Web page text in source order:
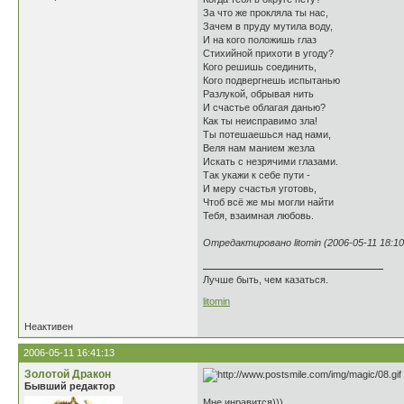
За что же прокляла ты нас,
Зачем в пруду мутила воду,
И на кого положишь глаз
Стихийной прихоти в угоду?
Кого решишь соединить,
Кого подвергнешь испытанью
Разлукой, обрывая нить
И счастье облагая данью?
Как ты неисправимо зла!
Ты потешаешься над нами,
Веля нам манием жезла
Искать с незрячими глазами.
Так укажи к себе пути -
И меру счастья уготовь,
Чтоб всё же мы могли найти
Тебя, взаимная любовь.
Отредактировано litomin (2006-05-11
Лучше быть, чем казаться.
litomin
Неактивен
2006-05-11 16:41:13
Золотой Дракон
Бывший редактор